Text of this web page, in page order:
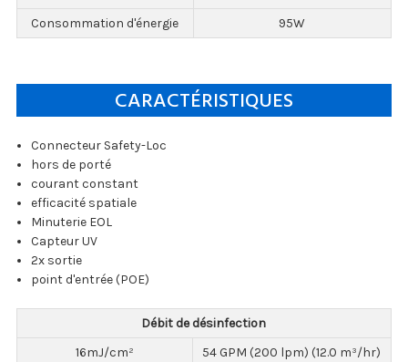
Consommation d'énergie
95W
CARACTÉRISTIQUES
Connecteur Safety-Loc
hors de porté
courant constant
efficacité spatiale
Minuterie EOL
Capteur UV
2x sortie
point d'entrée (POE)
Débit de désinfection
16mJ/cm²
54 GPM (200 lpm) (12.0 m³/hr)